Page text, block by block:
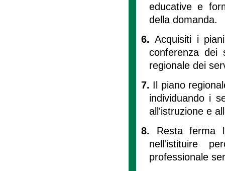
educative e
della domanda.
6.Acquisiti i
conferenza dei
regionale dei
7. Il piano
individuando i
all'istruzione e
8. Resta ferma
nell'istituire
professionale